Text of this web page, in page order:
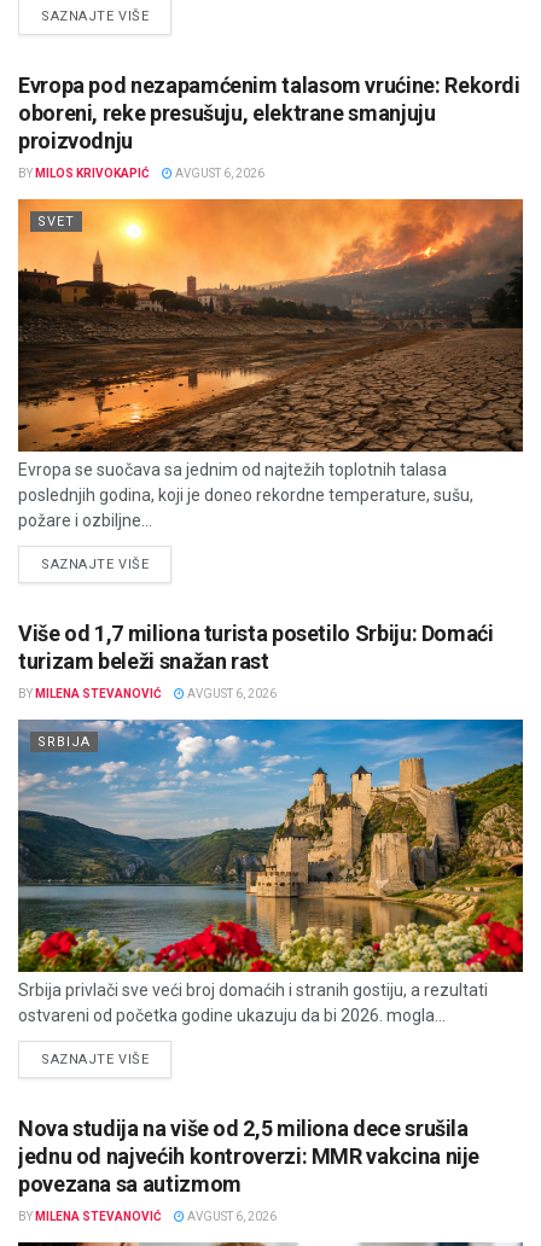
SAZNAJTE VIŠEDETAILS
Evropa pod nezapamćenim talasom vrućine: Rekordi
oboreni, reke presušuju, elektrane smanjuju
proizvodnju
BY MILOS KRIVOKAPIĆ AVGUST 6, 2026
SVET
Evropa se suočava sa jednim od najtežih toplotnih talasa
poslednjih godina, koji je doneo rekordne temperature, sušu,
požare i ozbiljne...
SAZNAJTE VIŠEDETAILS
Više od 1,7 miliona turista posetilo Srbiju: Domaći
turizam beleži snažan rast
BY MILENA STEVANOVIĆ AVGUST 6, 2026
SRBIJA
Srbija privlači sve veći broj domaćih i stranih gostiju, a rezultati
ostvareni od početka godine ukazuju da bi 2026. mogla...
SAZNAJTE VIŠEDETAILS
Nova studija na više od 2,5 miliona dece srušila
jednu od najvećih kontroverzi: MMR vakcina nije
povezana sa autizmom
BY MILENA STEVANOVIĆ AVGUST 6, 2026